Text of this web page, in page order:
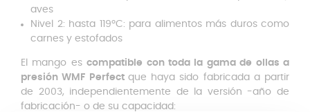
aves
Nivel 2: hasta 119ºC: para alimentos más duros como
carnes y estofados
El mango escompatible con toda la gama de ollas a
presión WMF Perfect que haya sido fabricada a partir
de 2003, independientemente de la versión -año de
fabricación- o de su capacidad: